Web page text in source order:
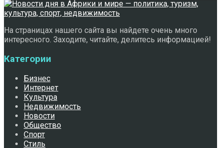
На страницах нашего сайта вы найдете очень много
интересного. Заходите, читайте, делитесь информацией!
Категории
Бизнес
Интернет
Культура
Недвижимость
Новости
Общество
Спорт
Стиль